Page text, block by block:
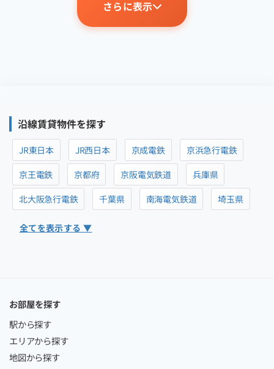
さらに表示
沿線賃貸物件を探す
JR東日本 JR西日本 京成電鉄
京浜急行電鉄
京王電鉄
京都府 京阪電気鉄道
兵庫県
北大阪急行電鉄
千葉県 南海電気鉄道 埼玉県
全てを表示する ▼
お部屋を探す
駅から探す
エリアから探す
地図から探す